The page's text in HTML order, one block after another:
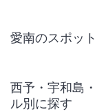
愛南のスポッ
西予・宇和島
ル別に探す